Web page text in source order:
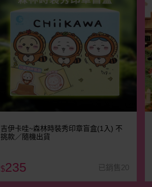
吉伊卡哇~森林時裝秀印章盲盒(1入) 不
挑款／隨機出貨
$235 已銷售20